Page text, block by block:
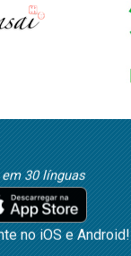
30 línguas
no iOS e Android!